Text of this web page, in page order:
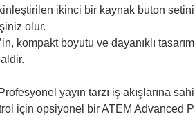
ikinci bir kaynak buton setini
olur.
kompakt boyutu ve dayanıklı
yayın tarzı iş akışlarına
için opsiyonel bir ATEM Advanced